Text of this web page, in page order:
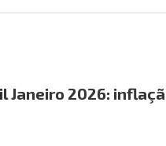
Janeiro 2026: